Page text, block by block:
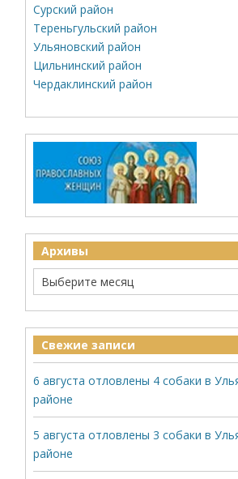
Сурский район
Тереньгульский район
Ульяновский район
Цильнинский район
Чердаклинский район
Архивы
Свежие записи
6 августа отловлены 4 собаки в
районе
5 августа отловлены 3 собаки в
районе